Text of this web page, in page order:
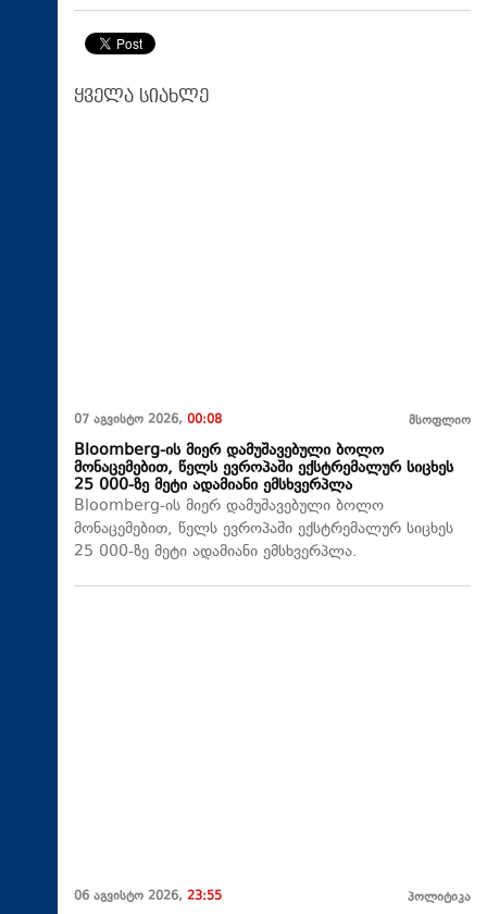
ყველა სიახლე
07 აგვისტო 2026, 00:08 მსოფლიო
Bloomberg-ის მიერ დამუშავებული ბოლო
მონაცემებით, წელს ევროპაში ექსტრემალურ სიცხეს
25 000-ზე მეტი ადამიანი ემსხვერპლა
Bloomberg-ის მიერ დამუშავებული ბოლო
მონაცემებით, წელს ევროპაში ექსტრემალურ სიცხეს
25 000-ზე მეტი ადამიანი ემსხვერპლა.
06 აგვისტო 2026, 23:55 პოლიტიკა